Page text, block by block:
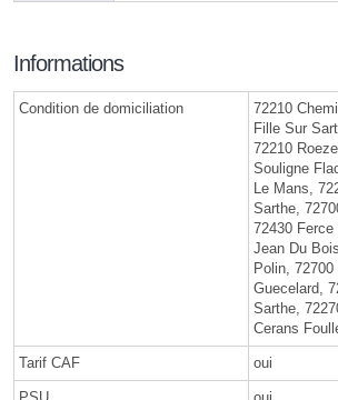
Informations
Condition de domiciliation
72210
Fille Sur
72210
Souligne
Le Mans,
Sarthe,
72430
Jean Du
Polin,
Guecelard,
Sarthe,
Cerans
Tarif CAF oui